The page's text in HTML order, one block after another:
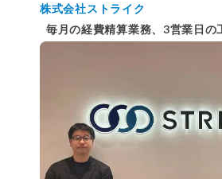
株式会社ストライク
毎月の経費精算業務、3営業日の